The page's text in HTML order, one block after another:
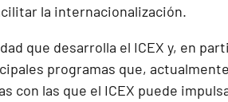
la internacionalización.
que desarrolla el ICEX y, en
programas que,
con las que el ICEX puede